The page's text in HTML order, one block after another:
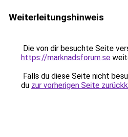
Weiterleitungshinweis
Die von dir besuchte Seite
https://marknadsforum.se
Falls du diese Seite nicht
du zur vorherigen Seite